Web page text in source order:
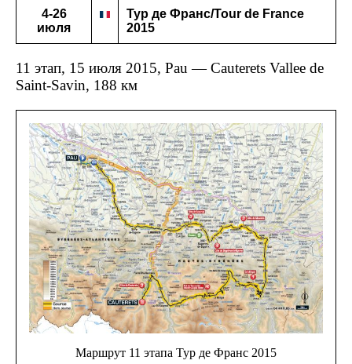
4-26
июля
Тур де Франс/Tour de France
2015
11 этап, 15 июля 2015, Pau — Cauterets Vallee de
Saint-Savin, 188 км
Маршрут 11 этапа Тур де Франс 2015